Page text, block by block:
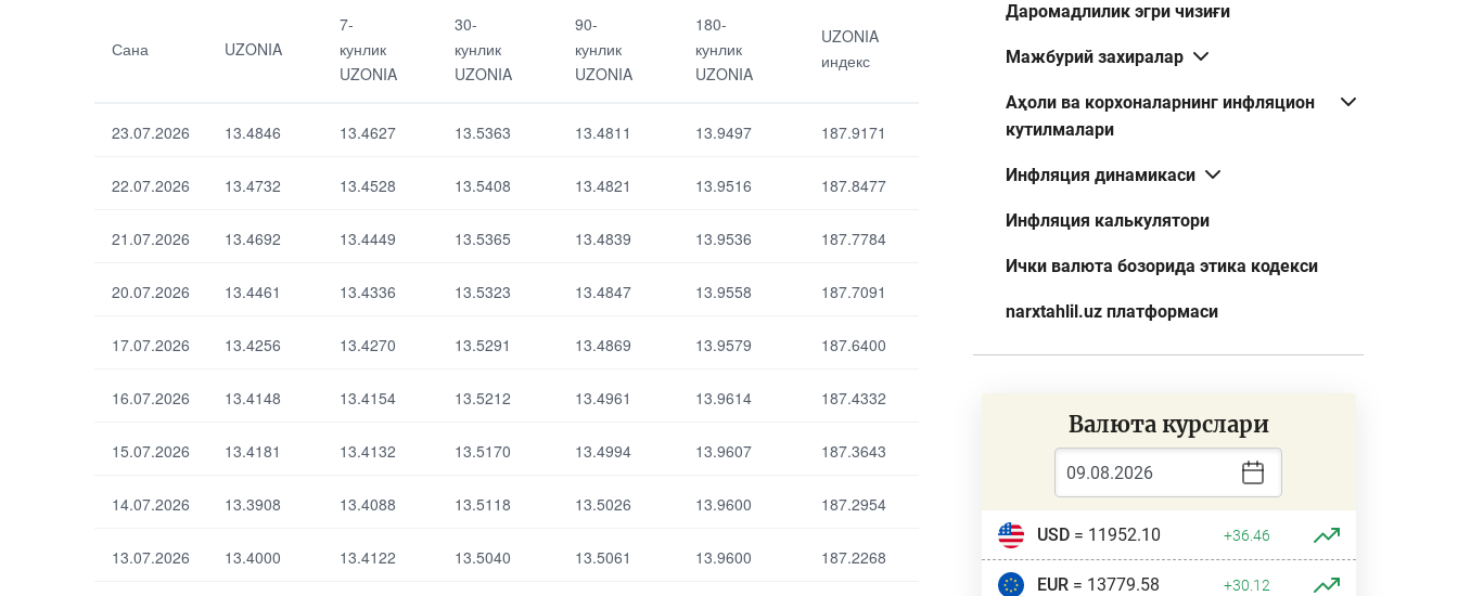
7-кунлик
UZONIA
90-кунлик
UZONIA
Сана UZONIA
7-
кунлик
UZONIA
30-
кунлик
UZONIA
90-
кунлик
UZONIA
180-
кунлик
UZONIA
UZONIA
индекс
23.07.2026 13.4846 13.4627 13.5363 13.4811 13.9497 187.9171
22.07.2026 13.4732 13.4528 13.5408 13.4821 13.9516 187.8477
21.07.2026 13.4692 13.4449 13.5365 13.4839 13.9536 187.7784
20.07.2026 13.4461 13.4336 13.5323 13.4847 13.9558 187.7091
17.07.2026 13.4256 13.4270 13.5291 13.4869 13.9579 187.6400
16.07.2026 13.4148 13.4154 13.5212 13.4961 13.9614 187.4332
15.07.2026 13.4181 13.4132 13.5170 13.4994 13.9607 187.3643
14.07.2026 13.3908 13.4088 13.5118 13.5026 13.9600 187.2954
13.07.2026 13.4000 13.4122 13.5040 13.5061 13.9600 187.2268
Даромадлилик эгри чизиғи
Мажбурий захиралар
Аҳоли ва корхоналарнинг инфляцион
кутилмалари
Инфляция динамикаси
Инфляция калькулятори
Ички валюта бозорида этика кодекси
narxtahlil.uz платформаси
Валюта курслари
USD= 11952.10 +36.46
EUR= 13779.58 +30.12